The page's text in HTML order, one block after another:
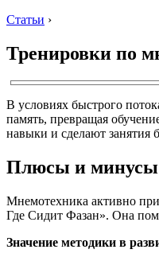
Статьи ›
Тренировки по
В условиях быстрого
память, превращая
навыки и сделают занятия
Плюсы и минусы
Мнемотехника активно
Где Сидит Фазан». Она
Значение методики в